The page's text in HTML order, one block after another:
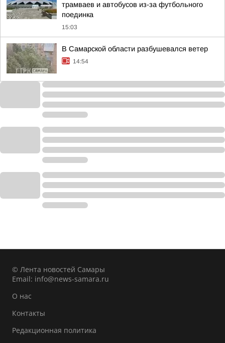
трамваев и автобусов из-за футбольного
поединка
15:03
В Самарской области разбушевался ветер
14:54
© Лента новостей Самары
Email: info@news-samara.ru
О нас
Контакты
Редакционная политика